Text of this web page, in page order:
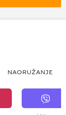
NAORUŽANJE